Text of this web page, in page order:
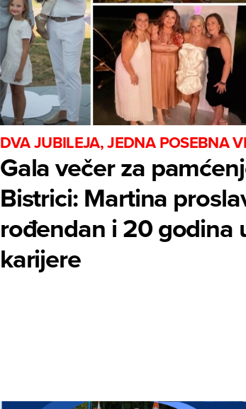
DVA JUBILEJA, JEDNA POSEBNA
Gala večer za
Bistrici: Martina
rođendan i 20 godina
karijere